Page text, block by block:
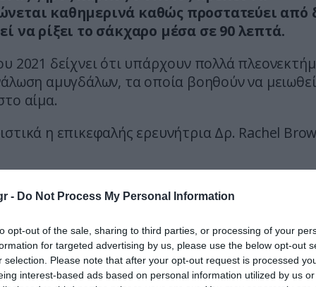
- Do Not Process My Personal Information
opt-out of the sale, sharing to third parties, or processing of your
for targeted advertising by us, please use the below opt-out
selection. Please note that after your opt-out request is processed
interest-based ads based on personal information utilized by us
καθημερινά καθώς προστατεύει από
να ρίξει το σάκχαρο μέσα σε 90 λεπτά.
2021 δείχνει ότι υπάρχουν πολλά
αμυγδάλων, τα οποία βοηθούν να
αίμα.
η επικεφαλής ερευνήτρια Δρ. Rachel
του αίματος μετά το γεύμα. Αυτό είναι
ενός γεύματος μπορεί να σχετίζονται με
καρδιακών παθήσεων».